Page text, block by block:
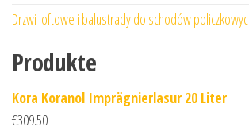
Drzwi loftowe i balustrady do schodów
Produkte
Kora Koranol Imprägnierlasur 20 Liter
€309.50